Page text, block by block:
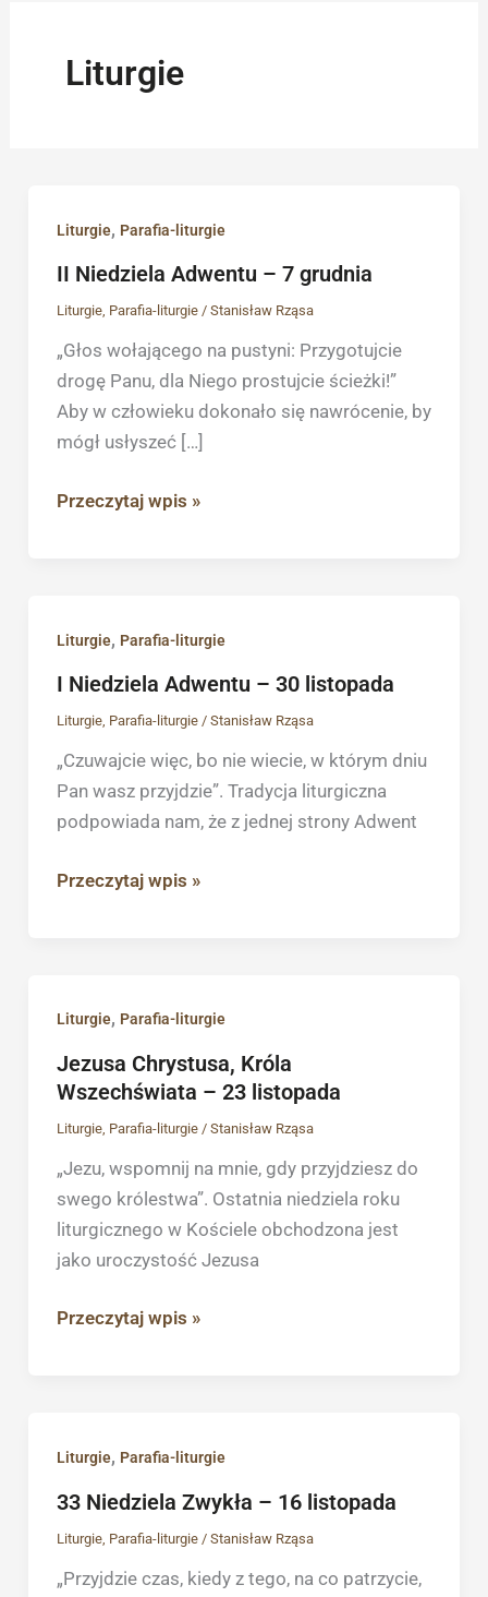
Liturgie
Liturgie, Parafia-liturgie
II Niedziela Adwentu – 7 grudnia
Liturgie, Parafia-liturgie/ Stanisław Rząsa
„Głos wołającego na pustyni: Przygotujcie
drogę Panu, dla Niego prostujcie ścieżki!”
Aby w człowieku dokonało się nawrócenie, by
mógł usłyszeć […]
II
Adwentu
–
7
grudnia
Przeczytaj wpis »
Liturgie, Parafia-liturgie
I Niedziela Adwentu – 30 listopada
Liturgie, Parafia-liturgie/ Stanisław Rząsa
„Czuwajcie więc, bo nie wiecie, w którym dniu
Pan wasz przyjdzie”. Tradycja liturgiczna
podpowiada nam, że z jednej strony Adwent
I
Adwentu
–
30
listopada
Przeczytaj wpis »
Liturgie, Parafia-liturgie
Jezusa Chrystusa, Króla
Wszechświata – 23 listopada
Liturgie, Parafia-liturgie/ Stanisław Rząsa
„Jezu, wspomnij na mnie, gdy przyjdziesz do
swego królestwa”. Ostatnia niedziela roku
liturgicznego w Kościele obchodzona jest
jako uroczystość Jezusa
Jezusa
Króla
–
23
listopada
Przeczytaj wpis »
Liturgie, Parafia-liturgie
33 Niedziela Zwykła – 16 listopada
Liturgie, Parafia-liturgie/ Stanisław Rząsa
„Przyjdzie czas, kiedy z tego, na co patrzycie,
33
Zwykła
–
16